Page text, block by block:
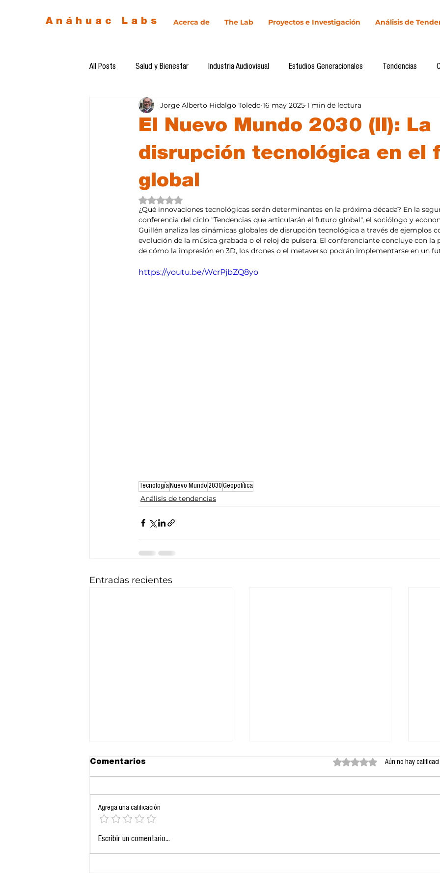
Anáhuac Labs Acerca de The Lab Proyectos e Investigación Análisis de
All Posts Salud y Bienestar Industria Audiovisual Estudios Generacionales Tendencias
Egresados Inteligencia Artificial Cultura Digital Comunicación y Sociedad
Diseño de futuro Ética de la Comunicación Investigación H&NhCL
Software del mes Cursos
Think Tank Playground Tesis Análisis de tendencias
El Nuevo Mundo 2030 (II): La
disrupción tecnológica en el
global
Jorge Alberto Hidalgo Toledo 16 may 2025 1 min de lectura
Obtuvo NaN de 5 estrellas.
¿Qué innovaciones tecnológicas serán determinantes en la próxima década? En la
conferencia del ciclo "Tendencias que articularán el futuro global", el sociólogo y
Guillén analiza las dinámicas globales de disrupción tecnológica a través de ejemplos
evolución de la música grabada o el reloj de pulsera. El conferenciante concluye con la
de cómo la impresión en 3D, los drones o el metaverso podrán implementarse en un
https://youtu.be/WcrPjbZQ8yo
TecnologíaNuevo Mundo 2030 Geopolítica
Análisis de tendencias
Entradas recientes
Día de Muertos:
Comentarios Obtuvo 0 de 5 estrellas.
Aún no hay
Agrega una calificación
Escribir un comentario...